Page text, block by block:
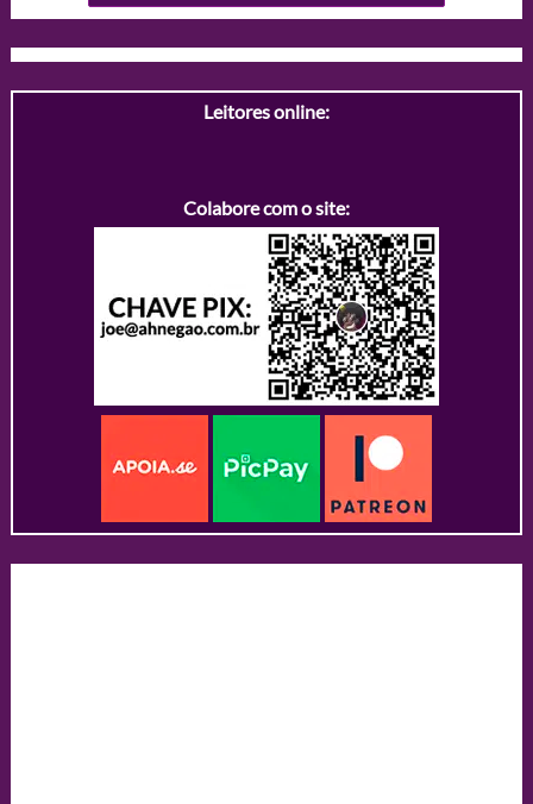
Leitores online:
Colabore com o site: